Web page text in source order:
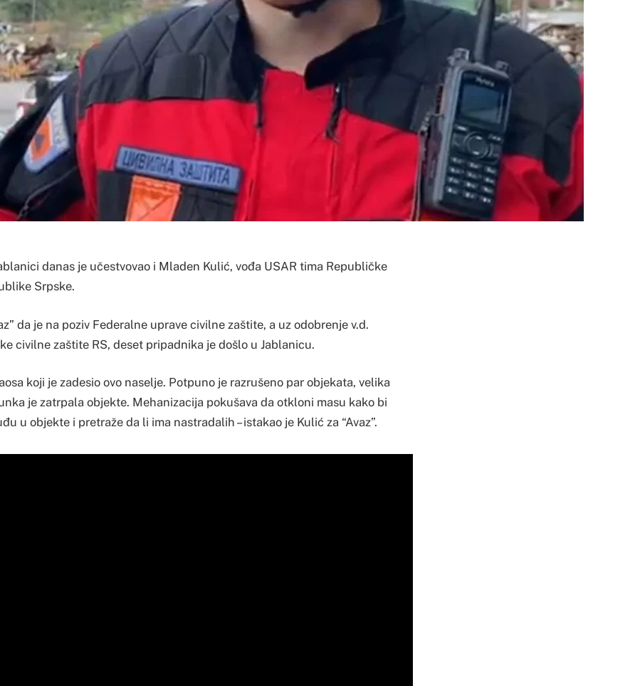
danas je učestvovao i Mladen Kulić, vođa USAR tima Republičke
Srpske.
da je na poziv Federalne uprave civilne zaštite, a uz odobrenje v.d.
civilne zaštite RS, deset pripadnika je došlo u Jablanicu.
koji je zadesio ovo naselje. Potpuno je razrušeno par objekata, velika
je zatrpala objekte. Mehanizacija pokušava da otkloni masu kako bi
u objekte i pretraže da li ima nastradalih – istakao je Kulić za “Avaz”.